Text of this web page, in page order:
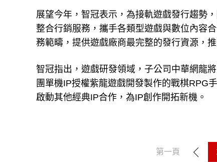
展望今年，智冠表示，為接軌遊戲發行趨勢
整合行銷服務，攜手各類型遊戲與數位內容
務範疇，提供遊戲廠商最完整的發行資源，
智冠指出，遊戲研發領域，子公司中華網龍
團單機IP授權紫龍遊戲開發製作的戰棋RPG
啟動其他經典IP合作，為IP創作開拓新機。
第一頁